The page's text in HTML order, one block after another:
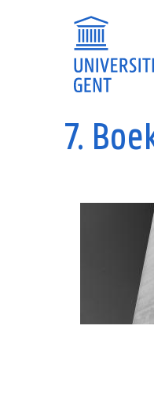
7.